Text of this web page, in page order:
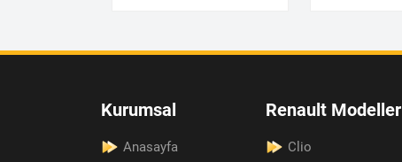
Kurumsal
Anasayfa
Renault Modeller
Clio